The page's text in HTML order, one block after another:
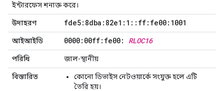
ইন্টারফেস শনাক্ত করে।
উদাহরণ fde5:8dba:82e1:1 :: ff:fe00:1001
আইআইডি 0000:00ff:fe00: RLOC16
পরিধি জাল-স্থানীয়
বিস্তারিত
কোনো ডিভাইস নেটওয়ার্কে সংযুক্ত হলে এটি
তৈরি হয়।